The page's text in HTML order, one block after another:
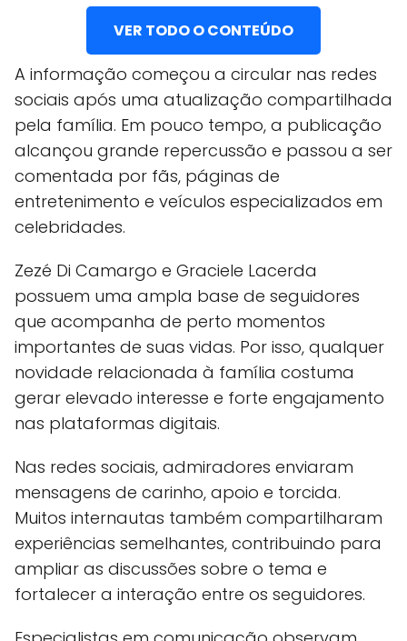
VER TODO O CONTEÚDO
A informação começou a circular nas redes
sociais após uma atualização compartilhada
pela família. Em pouco tempo, a publicação
alcançou grande repercussão e passou a ser
comentada por fãs, páginas de
entretenimento e veículos especializados em
celebridades.
Zezé Di Camargo e Graciele Lacerda
possuem uma ampla base de seguidores
que acompanha de perto momentos
importantes de suas vidas. Por isso, qualquer
novidade relacionada à família costuma
gerar elevado interesse e forte engajamento
nas plataformas digitais.
Nas redes sociais, admiradores enviaram
mensagens de carinho, apoio e torcida.
Muitos internautas também compartilharam
experiências semelhantes, contribuindo para
ampliar as discussões sobre o tema e
fortalecer a interação entre os seguidores.